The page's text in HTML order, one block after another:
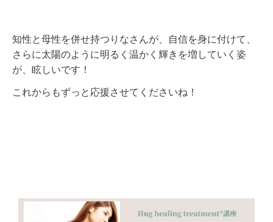
知性と母性を併せ持つりなさんが、自信を身に付けて、
さらに太陽のように明るく温かく輝きを増していく姿
が、眩しいです！
これからもずっと応援させてくださいね！